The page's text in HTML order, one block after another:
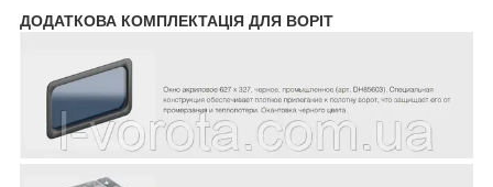
ДОДАТКОВА КОМПЛЕКТАЦІЯ ДЛЯ ВОРІТ